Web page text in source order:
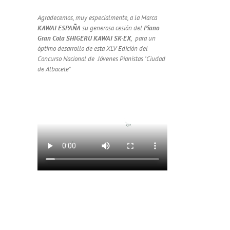
Agradecemos, muy especialmente, a la Marca
KAWAI ESPAÑA su generosa cesión delPiano
Gran Cola SHIGERU KAWAI SK-EX, para un
óptimo desarrollo de esta XLV Edición del
Concurso Nacional de Jóvenes Pianistas "Ciudad
de Albacete"